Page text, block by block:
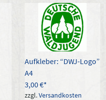
Aufkleber: “DWJ-Logo”
A4
3,00€
zzgl.Versandkosten